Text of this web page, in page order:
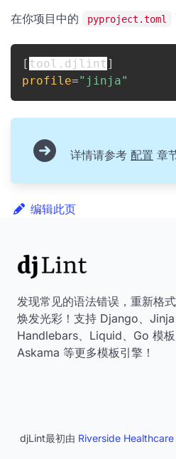
在你项目中的 pyproject.toml
[ tool.djlint ]
profile="jinja"
详情请参考 配置 章
编辑此页
发现常见的语法错误，重新格
焕发光彩！支持 Django、Jinja
Handlebars、Liquid、Go 模板
Askama 等更多模板引擎！
djLint最初由 Riverside